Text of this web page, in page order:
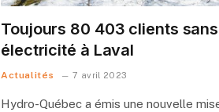
Toujours 80 403 clients sans
électricité à Laval
Actualités 7 avril 2023
Hydro-Québec a émis une nouvelle